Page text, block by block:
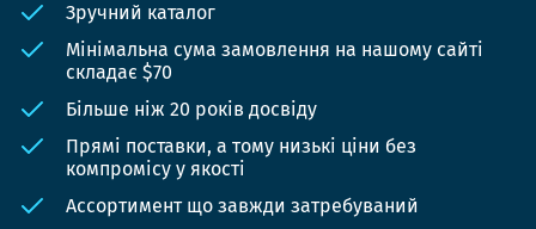
Зручний каталог
Мінімальна сума замовлення на нашому сайті
складає $70
Більше ніж 20 років досвіду
Прямі поставки, а тому низькі ціни без
компромісу у якості
Ассортимент що завжди затребуваний